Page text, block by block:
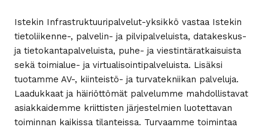
Istekin Infrastruktuuripalvelut-yksikkö vastaa Istekin
tietoliikenne-, palvelin- ja pilvipalveluista, datakeskus-
ja tietokantapalveluista, puhe- ja viestintäratkaisuista
sekä toimialue- ja virtualisointipalveluista. Lisäksi
tuotamme AV-, kiinteistö- ja turvatekniikan palveluja.
Laadukkaat ja häiriöttömät palvelumme mahdollistavat
asiakkaidemme kriittisten järjestelmien luotettavan
toiminnan kaikissa tilanteissa. Turvaamme toimintaa